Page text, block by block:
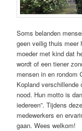
Soms belanden
geen veilig thuis meer
moeder met kind dat
wordt of een tiener
mensen in en rondom
Kopland verschillende
nood. Hun motto is
iedereen”. Tijdens
medewerkers en
gaan. Wees welkom!